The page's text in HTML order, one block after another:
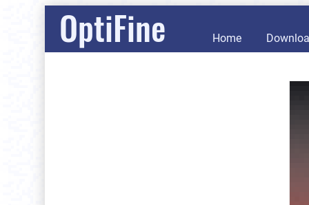
OptiFine Home